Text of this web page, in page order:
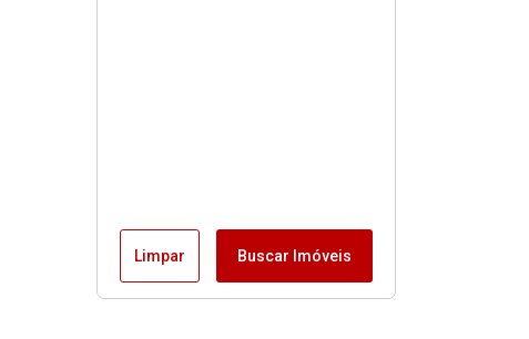
Limpar Buscar Imóveis